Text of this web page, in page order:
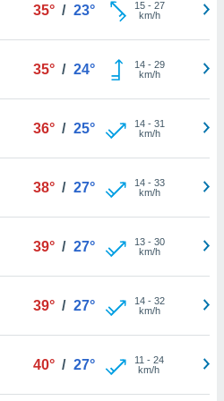
35° / 23° 15- 27
km/h
35° / 24° 14- 29
km/h
36° / 25° 14- 31
km/h
38° / 27° 14- 33
km/h
39° / 27° 13- 30
km/h
39° / 27° 14- 32
km/h
40° / 27° 11 - 24
km/h